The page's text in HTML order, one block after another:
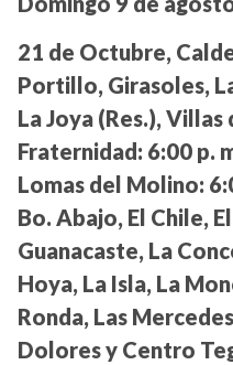
21 de Octubre,
Portillo, Girasoles,
La Joya (Res.),
Fraternidad: 6:00 p.
Lomas del Molino:
Bo. Abajo, El Chile,
Guanacaste, La
Hoya, La Isla, La
Ronda, Las
Dolores y Centro